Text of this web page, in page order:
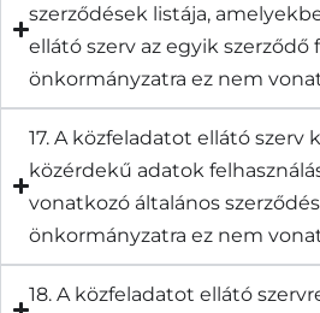
szerződések listája,
ellátó szerv az egyik szerződő
önkormányzatra ez nem
17. A közfeladatot ellátó szerv
közérdekű adatok
vonatkozó általános
önkormányzatra ez nem
18. A közfeladatot ellátó